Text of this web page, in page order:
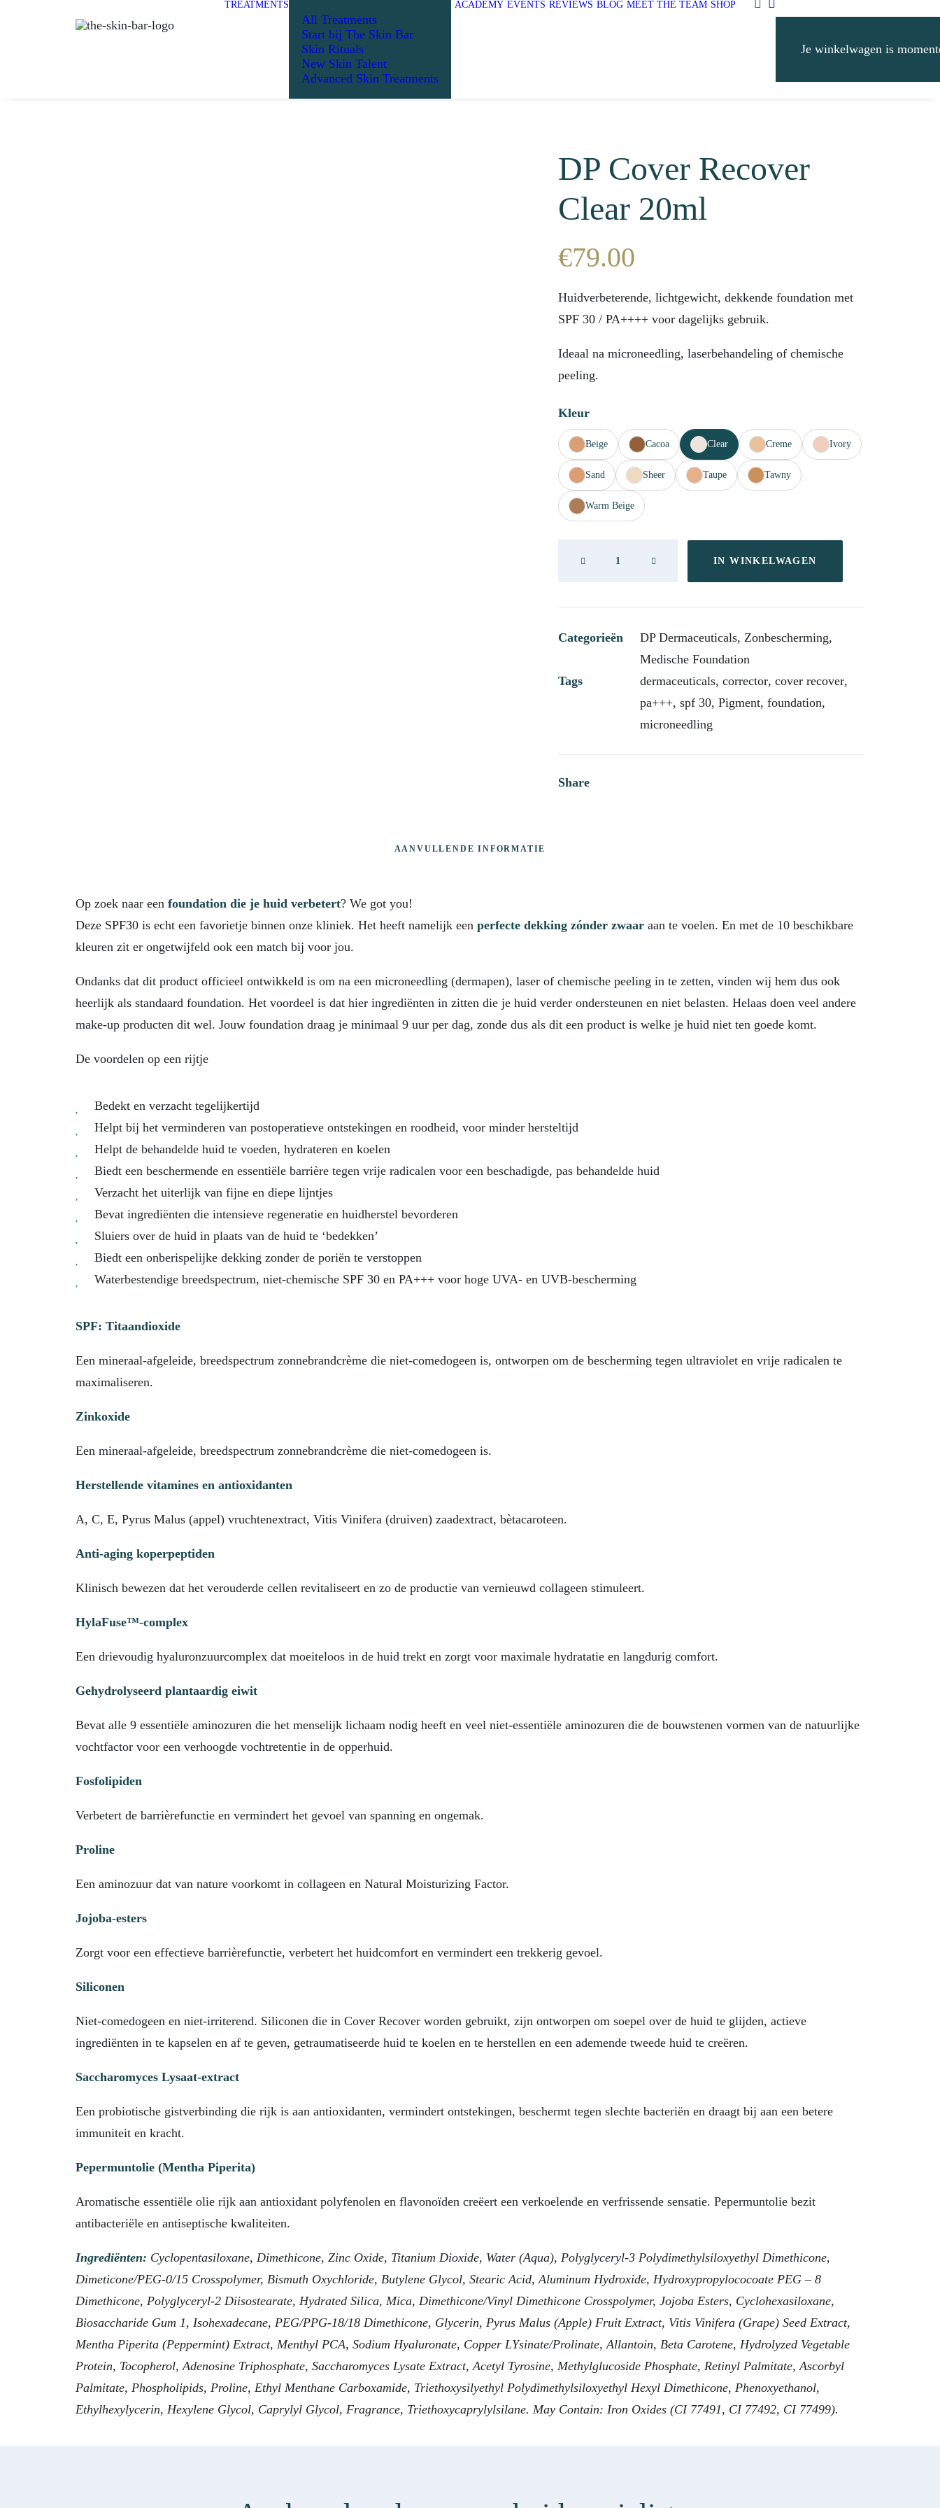
TREATMENTS
All Treatments
Start bij The Skin Bar
Skin Rituals
New Skin Talent
Advanced Skin Treatments
ACADEMY EVENTS REVIEWS BLOG MEET THE TEAM SHOP
Je winkelwagen is
DP Cover Recover
Clear 20ml
€79.00
Huidverbeterende, lichtgewicht, dekkende foundation met
SPF 30 / PA++++ voor dagelijks gebruik.
Ideaal na microneedling, laserbehandeling of chemische
peeling.
Kleur
Beige Cacoa Clear Creme Ivory
Sand Sheer Taupe Tawny
Warm Beige
Cover
aantal
IN WINKELWAGEN
Categorieën DP Dermaceuticals, Zonbescherming,
Medische Foundation
Tags
dermaceuticals, corrector, cover recover,
pa+++, spf 30, Pigment, foundation,
microneedling
Share
AANVULLENDE INFORMATIE
Op zoek naar een foundation die je huid verbetert? We got you!
Deze SPF30 is echt een favorietje binnen onze kliniek. Het heeft namelijk een perfecte dekking zónder zwaar aan te voelen. En met de 10 beschikbare
kleuren zit er ongetwijfeld ook een match bij voor jou.
Ondanks dat dit product officieel ontwikkeld is om na een microneedling (dermapen), laser of chemische peeling in te zetten, vinden wij hem dus ook
heerlijk als standaard foundation. Het voordeel is dat hier ingrediënten in zitten die je huid verder ondersteunen en niet belasten. Helaas doen veel andere
make-up producten dit wel. Jouw foundation draag je minimaal 9 uur per dag, zonde dus als dit een product is welke je huid niet ten goede komt.
De voordelen op een rijtje
Bedekt en verzacht tegelijkertijd
Helpt bij het verminderen van postoperatieve ontstekingen en roodheid, voor minder hersteltijd
Helpt de behandelde huid te voeden, hydrateren en koelen
Biedt een beschermende en essentiële barrière tegen vrije radicalen voor een beschadigde, pas behandelde huid
Verzacht het uiterlijk van fijne en diepe lijntjes
Bevat ingrediënten die intensieve regeneratie en huidherstel bevorderen
Sluiers over de huid in plaats van de huid te ‘bedekken’
Biedt een onberispelijke dekking zonder de poriën te verstoppen
Waterbestendige breedspectrum, niet-chemische SPF 30 en PA+++ voor hoge UVA- en UVB-bescherming
SPF: Titaandioxide
Een mineraal-afgeleide, breedspectrum zonnebrandcrème die niet-comedogeen is, ontworpen om de bescherming tegen ultraviolet en vrije radicalen te
maximaliseren.
Zinkoxide
Een mineraal-afgeleide, breedspectrum zonnebrandcrème die niet-comedogeen is.
Herstellende vitamines en antioxidanten
A, C, E, Pyrus Malus (appel) vruchtenextract, Vitis Vinifera (druiven) zaadextract, bètacaroteen.
Anti-aging koperpeptiden
Klinisch bewezen dat het verouderde cellen revitaliseert en zo de productie van vernieuwd collageen stimuleert.
HylaFuse™-complex
Een drievoudig hyaluronzuurcomplex dat moeiteloos in de huid trekt en zorgt voor maximale hydratatie en langdurig comfort.
Gehydrolyseerd plantaardig eiwit
Bevat alle 9 essentiële aminozuren die het menselijk lichaam nodig heeft en veel niet-essentiële aminozuren die de bouwstenen vormen van de natuurlijke
vochtfactor voor een verhoogde vochtretentie in de opperhuid.
Fosfolipiden
Verbetert de barrièrefunctie en vermindert het gevoel van spanning en ongemak.
Proline
Een aminozuur dat van nature voorkomt in collageen en Natural Moisturizing Factor.
Jojoba-esters
Zorgt voor een effectieve barrièrefunctie, verbetert het huidcomfort en vermindert een trekkerig gevoel.
Siliconen
Niet-comedogeen en niet-irriterend. Siliconen die in Cover Recover worden gebruikt, zijn ontworpen om soepel over de huid te glijden, actieve
ingrediënten in te kapselen en af ​​te geven, getraumatiseerde huid te koelen en te herstellen en een ademende tweede huid te creëren.
Saccharomyces Lysaat-extract
Een probiotische gistverbinding die rijk is aan antioxidanten, vermindert ontstekingen, beschermt tegen slechte bacteriën en draagt ​​bij aan een betere
immuniteit en kracht.
Pepermuntolie (Mentha Piperita)
Aromatische essentiële olie rijk aan antioxidant polyfenolen en flavonoïden creëert een verkoelende en verfrissende sensatie. Pepermuntolie bezit
antibacteriële en antiseptische kwaliteiten.
Ingrediënten: Cyclopentasiloxane, Dimethicone, Zinc Oxide, Titanium Dioxide, Water (Aqua), Polyglyceryl-3 Polydimethylsiloxyethyl Dimethicone,
Dimeticone/PEG-0/15 Crosspolymer, Bismuth Oxychloride, Butylene Glycol, Stearic Acid, Aluminum Hydroxide, Hydroxypropylococoate PEG – 8
Dimethicone, Polyglyceryl-2 Diisostearate, Hydrated Silica, Mica, Dimethicone/Vinyl Dimethicone Crosspolymer, Jojoba Esters, Cyclohexasiloxane,
Biosaccharide Gum 1, Isohexadecane, PEG/PPG-18/18 Dimethicone, Glycerin, Pyrus Malus (Apple) Fruit Extract, Vitis Vinifera (Grape) Seed Extract,
Mentha Piperita (Peppermint) Extract, Menthyl PCA, Sodium Hyaluronate, Copper LYsinate/Prolinate, Allantoin, Beta Carotene, Hydrolyzed Vegetable
Protein, Tocopherol, Adenosine Triphosphate, Saccharomyces Lysate Extract, Acetyl Tyrosine, Methylglucoside Phosphate, Retinyl Palmitate, Ascorbyl
Palmitate, Phospholipids, Proline, Ethyl Menthane Carboxamide, Triethoxysilyethyl Polydimethylsiloxyethyl Hexyl Dimethicone, Phenoxyethanol,
Ethylhexylycerin, Hexylene Glycol, Caprylyl Glycol, Fragrance, Triethoxycaprylylsilane. May Contain: Iron Oxides (CI 77491, CI 77492, CI 77499).